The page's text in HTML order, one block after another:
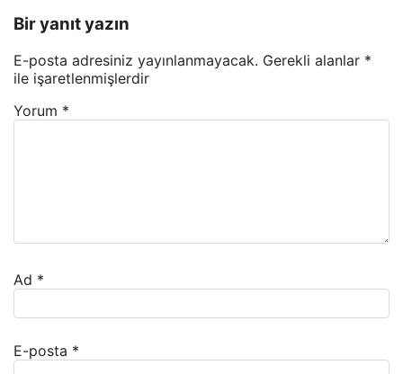
Bir yanıt yazın
E-posta adresiniz yayınlanmayacak. Gerekli alanlar *
ile işaretlenmişlerdir
Yorum *
Ad *
E-posta *